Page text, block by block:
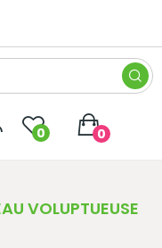
0 0
VOLUPTUEUSE